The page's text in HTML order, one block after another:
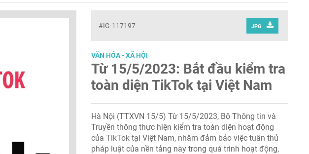
#IG-117197 JPG
VĂN HÓA - XÃ HỘI
Từ 15/5/2023: Bắt đầu kiểm tra
toàn diện TikTok tại Việt Nam
Hà Nội (TTXVN 15/5) Từ 15/5/2023, Bộ Thông tin và
Truyền thông thực hiện kiểm tra toàn diện hoạt động
của TikTok tại Việt Nam, nhằm đảm bảo việc tuân thủ
pháp luật của nền tảng này trong quá trình hoạt động,